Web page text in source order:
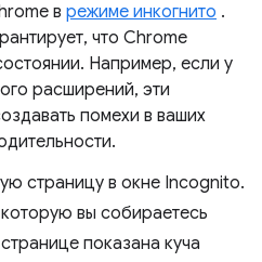
в режиме инкогнито .
что Chrome
Например, если у
расширений, эти
помехи в ваших
страницу в окне Incognito.
вы собираетесь
показана куча